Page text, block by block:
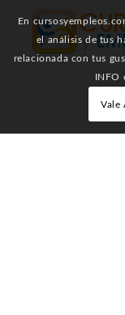
En
el análisis de tus
relacionada con tus
INFO
Vale